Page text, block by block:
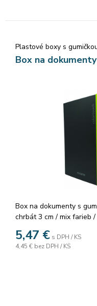
Plastové boxy s
Box na
Box na dokumenty s
chrbát 3 cm / mix farieb /
5,47 € s DPH / KS
4,45 € bez DPH / KS